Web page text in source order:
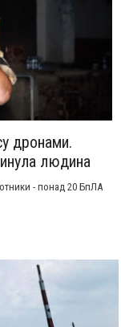
дронами.
людина
- понад 20 БпЛА